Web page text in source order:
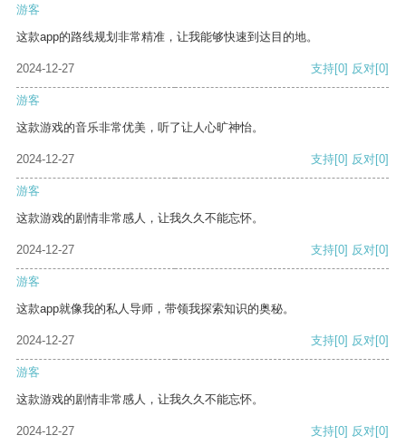
游客
这款app的路线规划非常精准，让我能够快速到达目的地。
2024-12-27 支持[0] 反对[0]
游客
这款游戏的音乐非常优美，听了让人心旷神怡。
2024-12-27 支持[0] 反对[0]
游客
这款游戏的剧情非常感人，让我久久不能忘怀。
2024-12-27 支持[0] 反对[0]
游客
这款app就像我的私人导师，带领我探索知识的奥秘。
2024-12-27 支持[0] 反对[0]
游客
这款游戏的剧情非常感人，让我久久不能忘怀。
2024-12-27 支持[0] 反对[0]